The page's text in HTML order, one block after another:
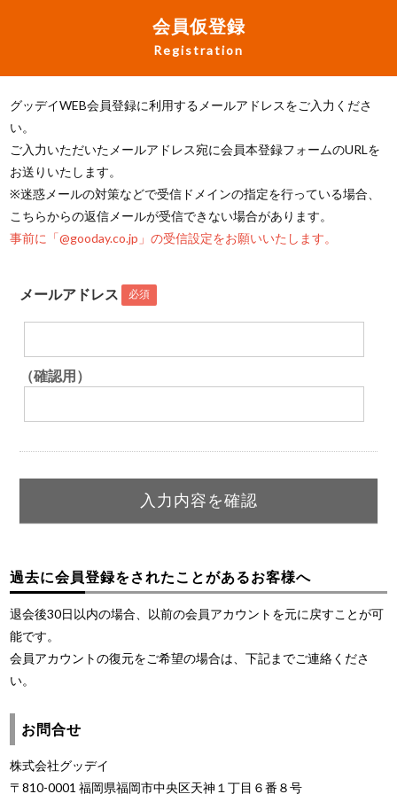
会員仮登録
Registration
グッデイWEB会員登録に利用するメールアドレスをご入力くださ
い。
ご入力いただいたメールアドレス宛に会員本登録フォームのURLを
お送りいたします。
※迷惑メールの対策などで受信ドメインの指定を行っている場合、
こちらからの返信メールが受信できない場合があります。
事前に「@gooday.co.jp」の受信設定をお願いいたします。
メールアドレス 必須
（確認用）
過去に会員登録をされたことがあるお客様へ
退会後30日以内の場合、以前の会員アカウントを元に戻すことが可
能です。
会員アカウントの復元をご希望の場合は、下記までご連絡くださ
い。
お問合せ
株式会社グッデイ
〒810-0001 福岡県福岡市中央区天神１丁目６番８号